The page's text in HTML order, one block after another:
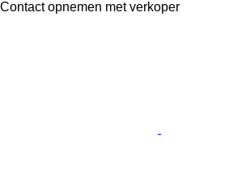
Contact opnemen met verkoper